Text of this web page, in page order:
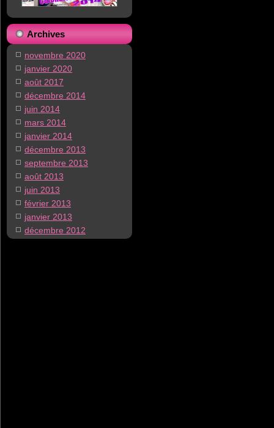
Archives
novembre 2020
janvier 2020
août 2017
décembre 2014
juin 2014
mars 2014
janvier 2014
décembre 2013
septembre 2013
août 2013
juin 2013
février 2013
janvier 2013
décembre 2012